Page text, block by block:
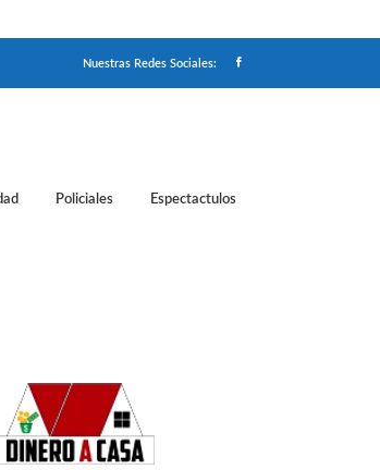
Nuestras Redes Sociales:
Policiales Espectactulos